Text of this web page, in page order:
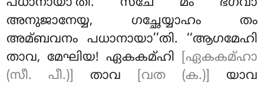
അനുജാനേയ്യ, ഗച്ഛേയ്യാഹം തം
അമ്ബവനം പധാനായാ’’തി. ‘‘ആഗമേഹി
താവ, മേഘിയ! ഏകകമ്ഹി
[ഏകകമ്ഹാ
(സീ. പീ.)]
താവ [വത (ക.)]
യാവ